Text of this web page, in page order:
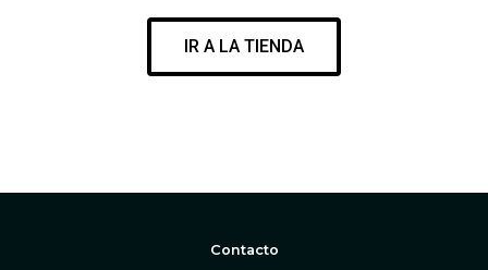
IR A LA TIENDA
Contacto